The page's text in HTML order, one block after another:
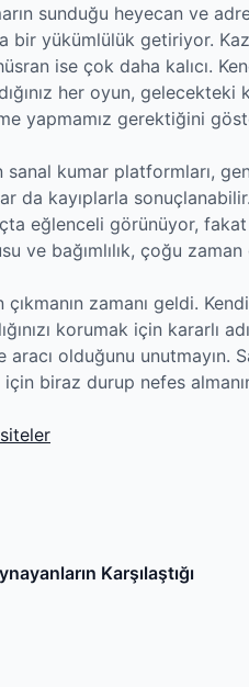
sunduğu heyecan ve
bir yükümlülük getiriyor.
ise çok daha kalıcı.
her oyun, gelecekteki
yapmamız gerektiğini
kumar platformları,
da kayıplarla
eğlenceli görünüyor,
ve bağımlılık, çoğu
zamanı geldi.
korumak için kararlı
aracı olduğunu unutmayın.
biraz durup nefes
Karşılaştığı